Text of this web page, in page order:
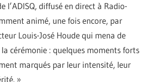
l’ADISQ, diffusé en direct à Radio-
animé, une fois encore, par
Louis-José Houde qui mena de
cérémonie : quelques moments forts
marqués par leur intensité, leur
»